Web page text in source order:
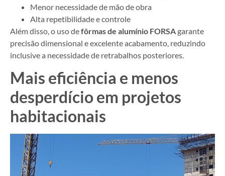
Menor necessidade de mão de obra
Alta repetibilidade e controle
Além disso, o uso defôrmas de alumínio FORSA garante
precisão dimensional e excelente acabamento, reduzindo
inclusive a necessidade de retrabalhos posteriores.
Mais eficiência e menos
desperdício em projetos
habitacionais